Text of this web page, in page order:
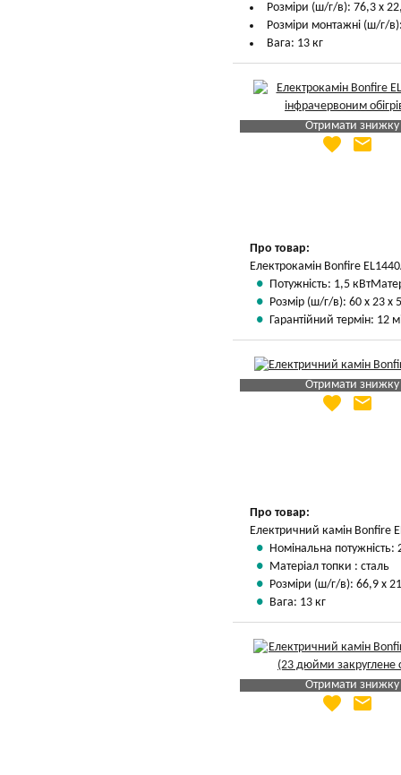
Розміри (ш/г/в): 76,3 х
Розміри монтажні (ш/г/
Вага: 13 кг
Отримати знижку
Яка Ваша ціна
favorite email
Про товар:
Електрокамін Bonfire
Потужність: 1,5 кВт
Розмір (ш/г/в): 60 х 23 х
Гарантійний термін: 12
Отримати знижку
Яка Ваша ціна
favorite email
Про товар:
Електричний камін Bonfire
Номінальна потужність:
Матеріал топки : сталь
Розміри (ш/г/в): 66,9 х
Вага: 13 кг
Отримати знижку
Яка Ваша ціна
favorite email